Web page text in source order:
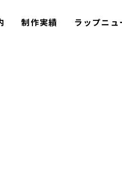
制作実績 ラップニュ